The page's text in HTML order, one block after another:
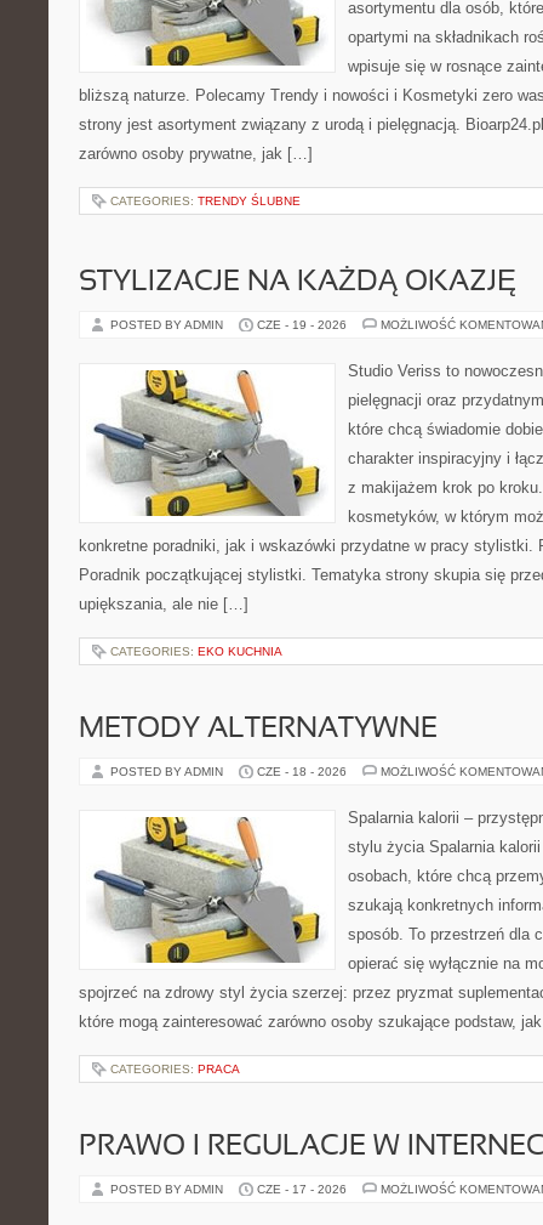
asortymentu dla osób,
opartymi na składnikach
wpisuje się w rosnące
bliższą naturze. Polecamy Trendy i nowości i Kosmetyki zero
strony jest asortyment związany z urodą i pielęgnacją.
zarówno osoby prywatne, jak […]
CATEGORIES: TRENDY ŚLUBNE
STYLIZACJE NA KAŻDĄ OKAZJĘ
POSTED BY ADMIN CZE - 19 - 2026 MOŻLIWOŚĆ
Studio Veriss to
pielęgnacji oraz
które chcą świadomie
charakter inspiracyjny i
z makijażem krok po
kosmetyków, w którym
konkretne poradniki, jak i wskazówki przydatne w pracy stylistki.
Poradnik początkującej stylistki. Tematyka strony skupia się
upiększania, ale nie […]
CATEGORIES: EKO KUCHNIA
METODY ALTERNATYWNE
POSTED BY ADMIN CZE - 18 - 2026 MOŻLIWOŚĆ
Spalarnia kalorii –
stylu życia Spalarnia
osobach, które chcą
szukają konkretnych
sposób. To przestrzeń dla
opierać się wyłącznie na
spojrzeć na zdrowy styl życia szerzej: przez pryzmat
które mogą zainteresować zarówno osoby szukające podstaw,
CATEGORIES: PRACA
PRAWO I REGULACJE W
POSTED BY ADMIN CZE - 17 - 2026 MOŻLIWOŚĆ